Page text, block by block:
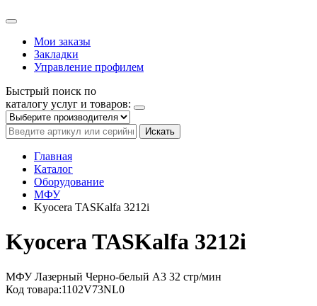
Мои заказы
Закладки
Управление профилем
Быстрый поиск по
каталогу услуг и товаров:
Искать
Главная
Каталог
Оборудование
МФУ
Kyocera TASKalfa 3212i
Kyocera TASKalfa 3212i
МФУ Лазерный Черно-белый A3 32 стр/мин
Код товара:1102V73NL0